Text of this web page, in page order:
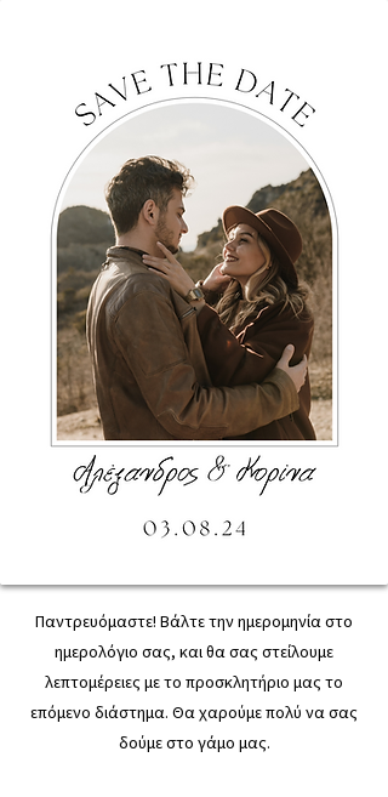
Παντρευόμαστε! Βάλτε την ημερομηνία στο
ημερολόγιο σας, και θα σας στείλουμε
λεπτομέρειες με το προσκλητήριο μας το
επόμενο διάστημα. Θα χαρούμε πολύ να σας
δούμε στο γάμο μας.